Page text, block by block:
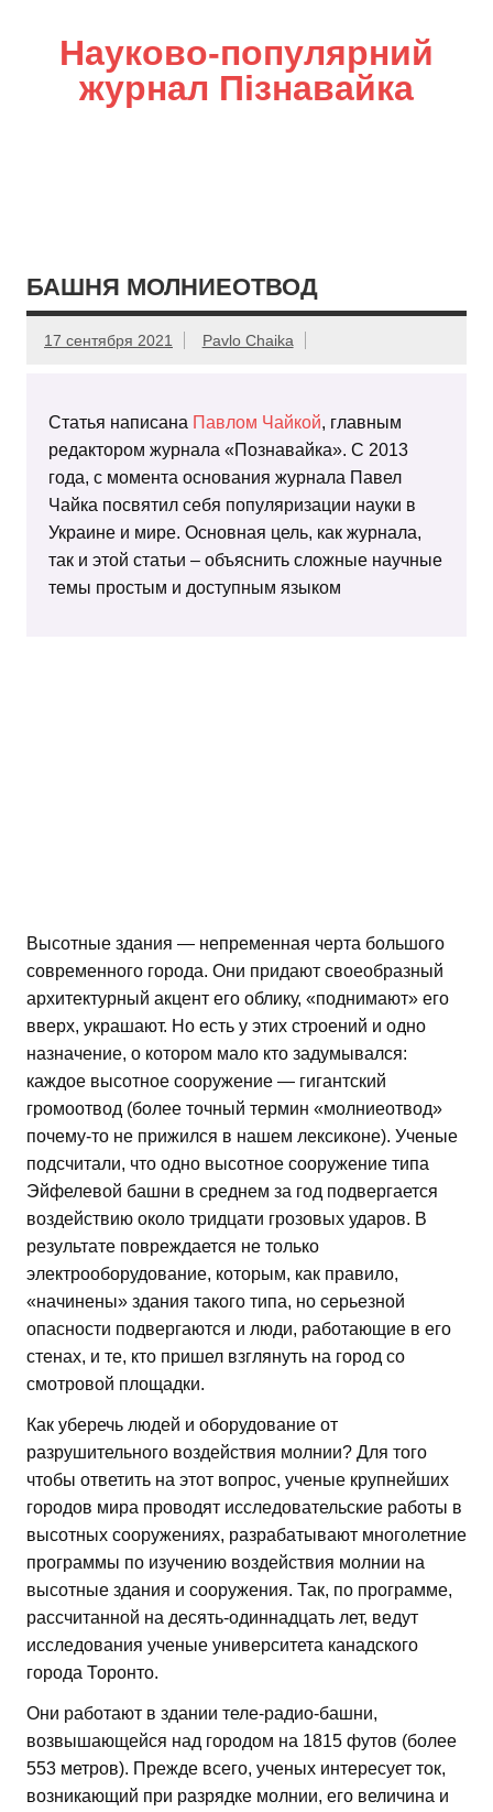
Науково-популярний
журнал Пізнавайка
БАШНЯ МОЛНИЕОТВОД
17 сентября 2021 Pavlo Chaika
Статья написана Павлом Чайкой, главным
редактором журнала «Познавайка». С 2013
года, с момента основания журнала Павел
Чайка посвятил себя популяризации науки в
Украине и мире. Основная цель, как журнала,
так и этой статьи – объяснить сложные научные
темы простым и доступным языком
Высотные здания — непременная черта большого
современного города. Они придают своеобразный
архитектурный акцент его облику, «поднимают» его
вверх, украшают. Но есть у этих строений и одно
назначение, о котором мало кто задумывался:
каждое высотное сооружение — гигантский
громоотвод (более точный термин «молниеотвод»
почему-то не прижился в нашем лексиконе). Ученые
подсчитали, что одно высотное сооружение типа
Эйфелевой башни в среднем за год подвергается
воздействию около тридцати грозовых ударов. В
результате повреждается не только
электрооборудование, которым, как правило,
«начинены» здания такого типа, но серьезной
опасности подвергаются и люди, работающие в его
стенах, и те, кто пришел взглянуть на город со
смотровой площадки.
Как уберечь людей и оборудование от
разрушительного воздействия молнии? Для того
чтобы ответить на этот вопрос, ученые крупнейших
городов мира проводят исследовательские работы в
высотных сооружениях, разрабатывают многолетние
программы по изучению воздействия молнии на
высотные здания и сооружения. Так, по программе,
рассчитанной на десять-одиннадцать лет, ведут
исследования ученые университета канадского
города Торонто.
Они работают в здании теле-радио-башни,
возвышающейся над городом на 1815 футов (более
553 метров). Прежде всего, ученых интересует ток,
возникающий при разрядке молнии, его величина и